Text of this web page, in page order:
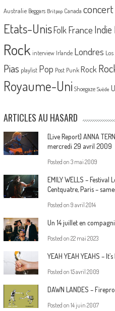
Australie Beggars Britpop Canada concert
Etats-UnisFolk France Indie
Rock interview Irlande Londres
Pias playlist Pop Post Punk Rock
Royaume-Uni Shoegaze Suède
ARTICLES AU HASARD
[Live Report] ANNA
mercredi 29 avril 2009
Posted on 3 mai 2009
EMILY WELLS – Festival
Centquatre, Paris –
Posted on 9 avril 2014
Un 14 juillet en
Posted on 22 mai 2023
YEAH YEAH YEAHS –
Posted on 15 avril 2009
DAWN LANDES –
Posted on 14 juin 2007